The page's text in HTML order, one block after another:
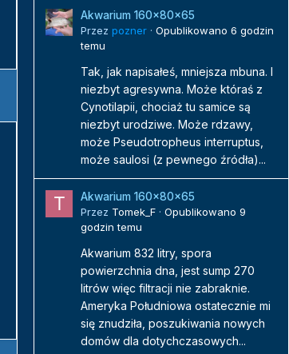
Akwarium 160x80x65
Przez pozner · Opublikowano 6 godzin
temu
Tak, jak napisałeś, mniejsza mbuna. I
niezbyt agresywna. Może któraś z
Cynotilapii, chociaż tu samice są
niezbyt urodziwe. Może rdzawy,
może Pseudotropheus interruptus,
może saulosi (z pewnego źródła)...
Akwarium 160x80x65
Przez Tomek_F · Opublikowano 9
godzin temu
Akwarium 832 litry, spora
powierzchnia dna, jest sump 270
litrów więc filtracji nie zabraknie.
Ameryka Południowa ostatecznie mi
się znudziła, poszukiwania nowych
domów dla dotychczasowych...